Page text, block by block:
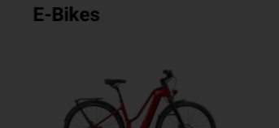
Cargo Bikes